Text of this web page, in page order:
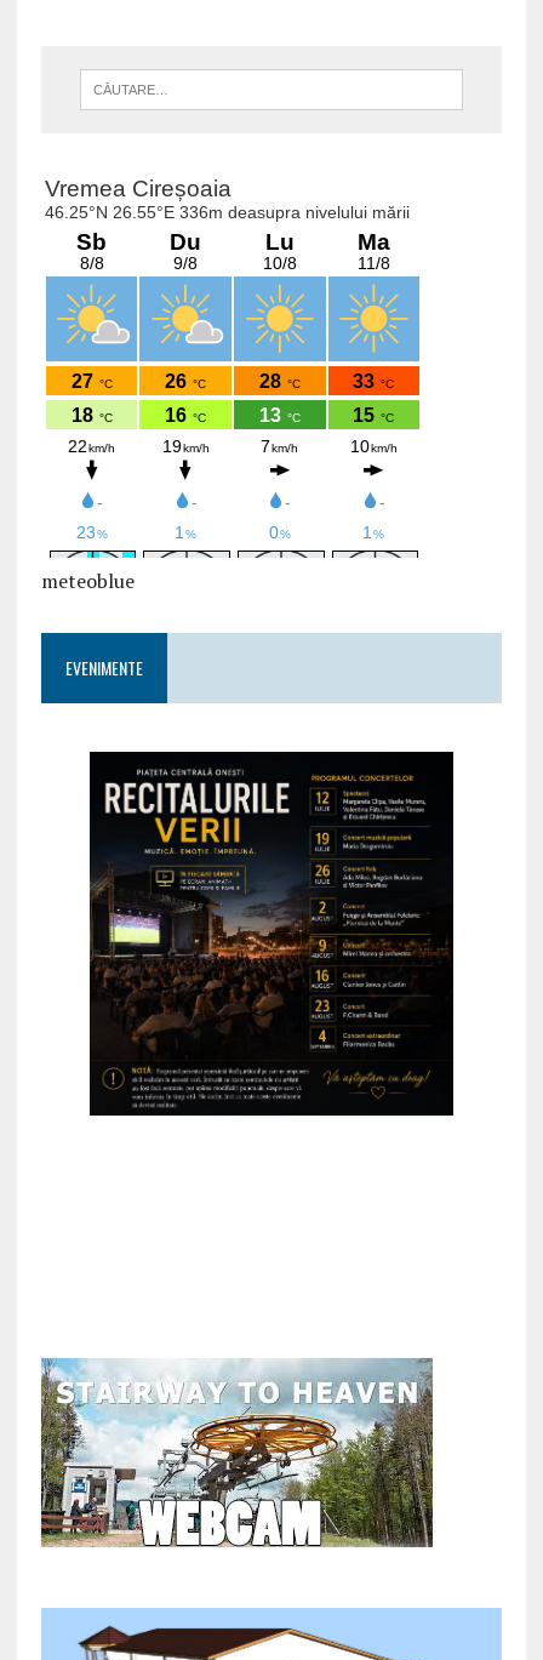
meteoblue
EVENIMENTE